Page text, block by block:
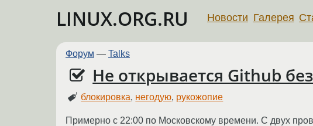
LINUX.ORG.RU Новости Галерея
Форум — Talks
Не открывается Github
блокировка, негодую, рукожопие
Примерно с 22:00 по Московскому времени. С двух